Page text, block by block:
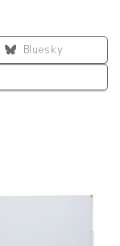
Bluesky